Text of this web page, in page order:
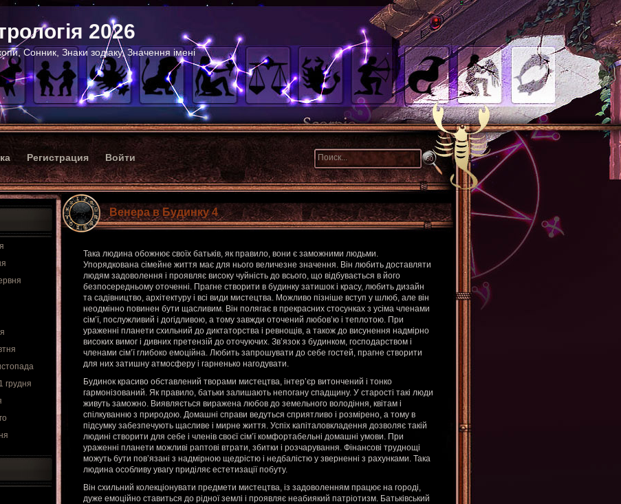
2026
Сонник, Знаки зодіаку, Значення імені
Регистрация Войти
грудня
Венера в Будинку 4
Така людина обожнює своїх батьків, як правило, вони є заможними людьми.
Упорядкована сімейне життя має для нього величезне значення. Він любить доставляти
людям задоволення і проявляє високу чуйність до всього, що відбувається в його
безпосередньому оточенні. Прагне створити в будинку затишок і красу, любить дизайн
та садівництво, архітектуру і всі види мистецтва. Можливо пізніше вступ у шлюб, але він
неодмінно повинен бути щасливим. Він полягає в прекрасних стосунках з усіма членами
сім’ї, послужливий і догідливою, а тому завжди оточений любов’ю і теплотою. При
ураженні планети схильний до диктаторства і ревнощів, а також до висунення надмірно
високих вимог і дивних претензій до оточуючих. Зв’язок з будинком, господарством і
членами сім’ї глибоко емоційна. Любить запрошувати до себе гостей, прагне створити
для них затишну атмосферу і гарненько нагодувати.
Будинок красиво обставлений творами мистецтва, інтер’єр витончений і тонко
гармонізований. Як правило, батьки залишають непогану спадщину. У старості такі люди
живуть заможно. Виявляється виражена любов до земельного володіння, квітам і
спілкуванню з природою. Домашні справи ведуться сприятливо і розмірено, а тому в
підсумку забезпечують щасливе і мирне життя. Успіх капіталовкладення дозволяє такій
людині створити для себе і членів своєї сім’ї комфортабельні домашні умови. При
ураженні планети можливі раптові втрати, збитки і розчарування. Фінансові труднощі
можуть бути пов’язані з надмірною щедрістю і недбалістю у зверненні з рахунками. Така
людина особливу увагу приділяє естетизації побуту.
Він схильний колекціонувати предмети мистецтва, із задоволенням працює на городі,
дуже емоційно ставиться до рідної землі і проявляє неабиякий патріотизм. Батьківський